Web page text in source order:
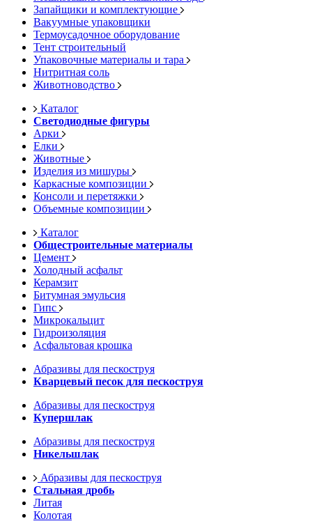
Запайщики и комплектующие
Вакуумные упаковщики
Термоусадочное оборудование
Тент строительный
Упаковочные материалы и тара
Нитритная соль
Животноводство
Каталог
Светодиодные фигуры
Арки
Елки
Животные
Изделия из мишуры
Каркасные композиции
Консоли и перетяжки
Объемные композиции
Каталог
Общестроительные материалы
Цемент
Холодный асфальт
Керамзит
Битумная эмульсия
Гипс
Микрокальцит
Гидроизоляция
Асфальтовая крошка
Абразивы для пескоструя
Кварцевый песок для пескоструя
Абразивы для пескоструя
Купершлак
Абразивы для пескоструя
Никельшлак
Абразивы для пескоструя
Стальная дробь
Литая
Колотая